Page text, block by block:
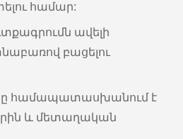
համար:
ավելի
բացելու
համապատասխանում է
և մետաղական